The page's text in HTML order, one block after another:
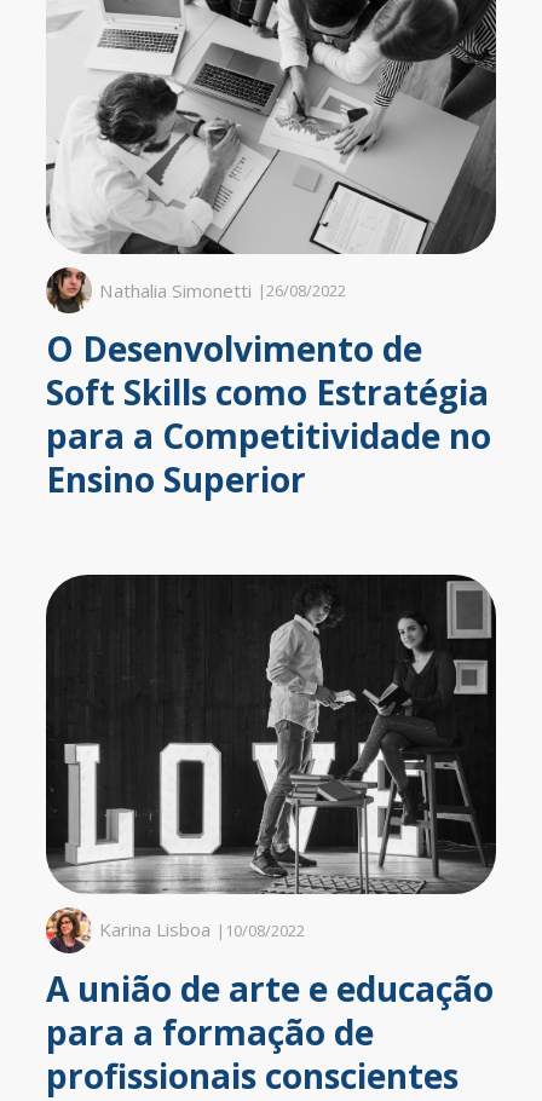
Nathalia Simonetti |26/08/2022
O Desenvolvimento de
Soft Skills como Estratégia
para a Competitividade no
Ensino Superior
Karina Lisboa | 10/08/2022
A união de arte e educação
para a formação de
profissionais conscientes